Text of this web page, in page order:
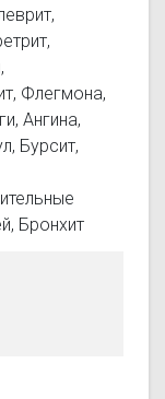
Флегмона,
Ангина,
Бурсит,
Бронхит